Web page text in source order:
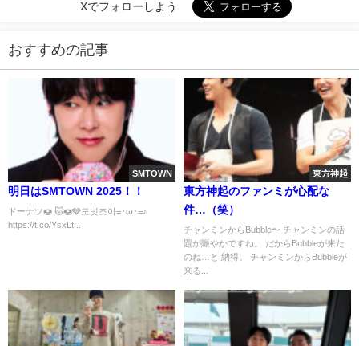
Xでフォローしよう
おすすめの記事
SMTOWN
明日はSMTOWN 2025！！
ドーナツ🍩 🐱🍩🩶도넛조아≡･ω･≡♪
https://t.co/YsxLt...
東方神起
東方神起のファンミが心配な
件…（笑）
チャンミンからBubble〜 チャンミンの話
題が賑やかですね。 だからBubbleが来た
のね…と 納得。 チャンミンからBubbleが
来る...